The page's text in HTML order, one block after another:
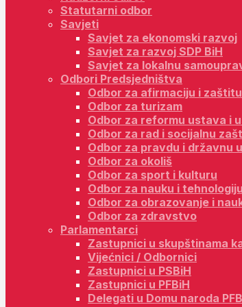
Statutarni odbor
Savjeti
Savjet za ekonomski razvoj
Savjet za razvoj SDP BiH
Savjet za lokalnu
Odbori Predsjedništva
Odbor za afirmaciju i
Odbor za turizam
Odbor za reformu ustava i
Odbor za rad i socijalnu
Odbor za pravdu i državnu
Odbor za okoliš
Odbor za sport i kulturu
Odbor za nauku i tehnologiju
Odbor za obrazovanje i
Odbor za zdravstvo
Parlamentarci
Zastupnici u skupštinama
Vijećnici / Odbornici
Zastupnici u PSBiH
Zastupnici u PFBiH
Delegati u Domu naroda